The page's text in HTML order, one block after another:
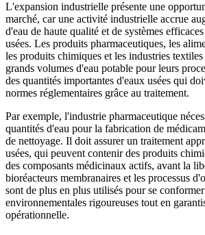
L'expansion industrielle présente une
marché, car une activité industrielle accrue
d'eau de haute qualité et de systèmes
usées. Les produits pharmaceutiques, les
les produits chimiques et les industries textiles
grands volumes d'eau potable pour leurs
des quantités importantes d'eaux usées qui
normes réglementaires grâce au traitement.
Par exemple, l'industrie pharmaceutique
quantités d'eau pour la fabrication de
de nettoyage. Il doit assurer un traitement
usées, qui peuvent contenir des produits
des composants médicinaux actifs, avant la
bioréacteurs membranaires et les processus
sont de plus en plus utilisés pour se
environnementales rigoureuses tout en
opérationnelle.